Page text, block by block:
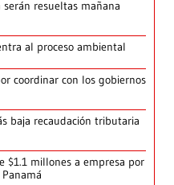
serán resueltas mañana
al proceso ambiental
coordinar con los gobiernos
baja recaudación tributaria
$1.1 millones a empresa por